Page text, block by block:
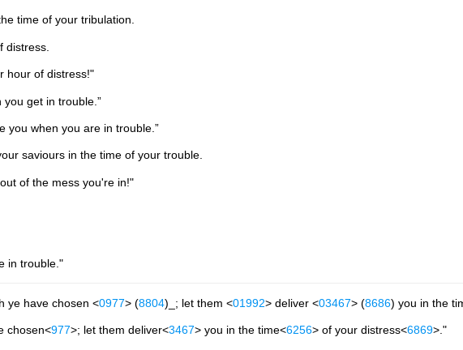
time of your tribulation.
distress.
hour of distress!"
get in trouble.”
you when you are in trouble.”
saviours in the time of your trouble.
of the mess you're in!"
in trouble."
ye have chosen <0977> (8804)_; let them <01992> deliver <03467> (8686) you in the
chosen<977>; let them deliver<3467> you in the time<6256> of your distress<6869>."